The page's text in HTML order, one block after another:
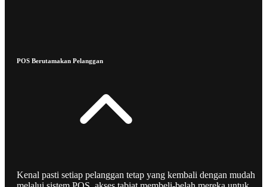
POS Berutamakan Pelanggan
Kenal pasti setiap pelanggan tetap yang kembali dengan mudah